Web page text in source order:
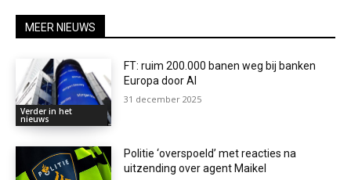
MEER NIEUWS
Verder in het
nieuws
FT: ruim 200.000 banen weg bij banken
Europa door AI
31 december 2025
Politie ‘overspoeld’ met reacties na
uitzending over agent Maikel